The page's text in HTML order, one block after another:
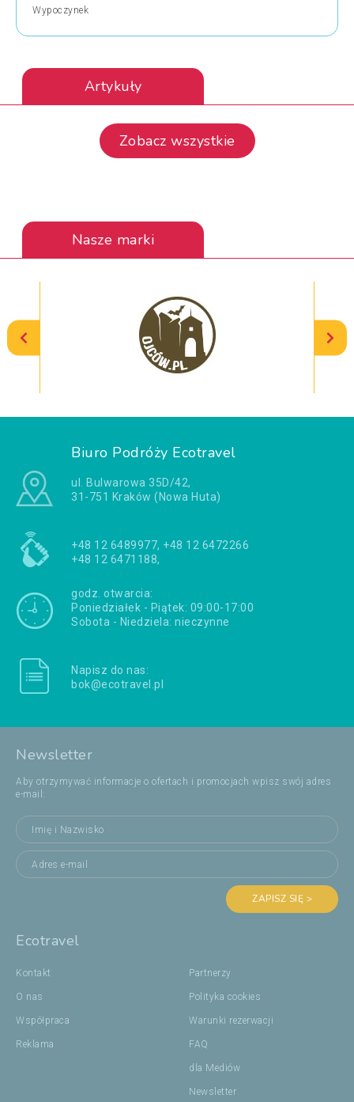
Wypoczynek
Artykuły
Zobacz wszystkie
Nasze marki
Biuro Podróży Ecotravel
ul. Bulwarowa 35D/42,
31-751 Kraków (Nowa Huta)
+48 12 6489977, +48 12 6472266
+48 12 6471188,
godz. otwarcia:
Poniedziałek - Piątek: 09:00-17:00
Sobota - Niedziela: nieczynne
Napisz do nas:
bok@ecotravel.pl
Newsletter
Aby otrzymywać informacje o ofertach i promocjach wpisz swój adres
e-mail:
ZAPISZ SIĘ >
Ecotravel
Kontakt
O nas
Współpraca
Reklama
Partnerzy
Polityka cookies
Warunki rezerwacji
FAQ
dla Mediów
Newsletter